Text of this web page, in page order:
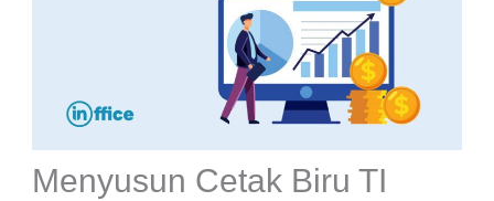
Menyusun Cetak Biru TI